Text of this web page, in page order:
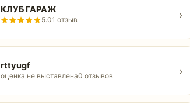
КЛУБ ГАРАЖ
5.01 отзыв ›
rttyugf
оценка не выставлена0 отзывов ›